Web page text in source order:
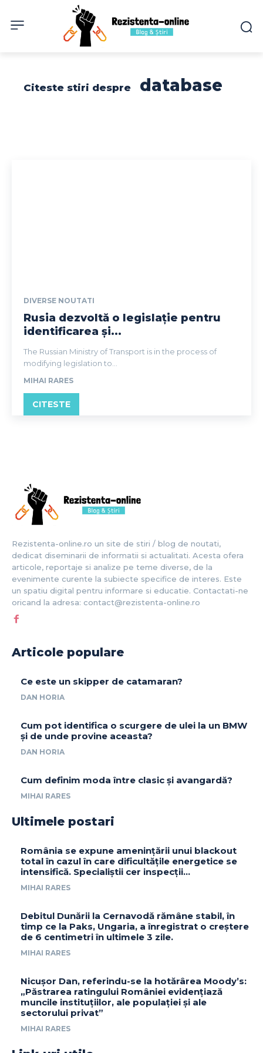
Citeste stiri despre database
DIVERSE NOUTATI
Rusia dezvoltă o legislație pentru
identificarea și...
The Russian Ministry of Transport is in the process of
modifying legislation to...
MIHAI RARES
CITESTE
Rezistenta-online.ro un site de stiri / blog de noutati,
dedicat diseminarii de informatii si actualitati. Acesta ofera
articole, reportaje si analize pe teme diverse, de la
evenimente curente la subiecte specifice de interes. Este
un spatiu digital pentru informare si educatie. Contactati-ne
oricand la adresa: contact@rezistenta-online.ro
Articole populare
Ce este un skipper de catamaran?
DAN HORIA
Cum pot identifica o scurgere de ulei la un BMW
și de unde provine aceasta?
DAN HORIA
Cum definim moda între clasic și avangardă?
MIHAI RARES
Ultimele postari
România se expune amenințării unui blackout
total în cazul în care dificultățile energetice se
intensifică. Specialiștii cer inspecții…
MIHAI RARES
Debitul Dunării la Cernavodă rămâne stabil, în
timp ce la Paks, Ungaria, a înregistrat o creștere
de 6 centimetri în ultimele 3 zile.
MIHAI RARES
Nicușor Dan, referindu-se la hotărârea Moody’s:
„Păstrarea ratingului României evidențiază
muncile instituțiilor, ale populației și ale
sectorului privat”
MIHAI RARES